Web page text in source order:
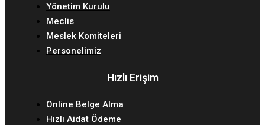
Yönetim Kurulu
Meclis
Meslek Komiteleri
Personelimiz
Hızlı Erişim
Online Belge Alma
Hızlı Aidat Ödeme